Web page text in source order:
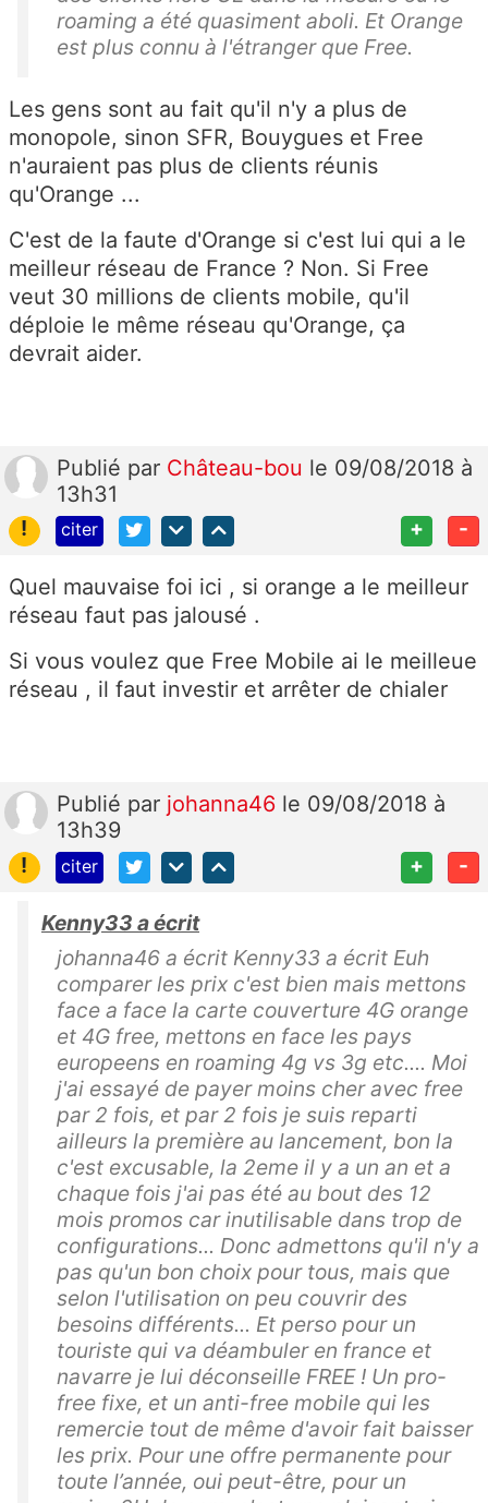
roaming a été quasiment aboli. Et Orange
est plus connu à l'étranger que Free.
Les gens sont au fait qu'il n'y a plus de
monopole, sinon SFR, Bouygues et Free
n'auraient pas plus de clients réunis
qu'Orange ...
C'est de la faute d'Orange si c'est lui qui a le
meilleur réseau de France ? Non. Si Free
veut 30 millions de clients mobile, qu'il
déploie le même réseau qu'Orange, ça
devrait aider.
Publié par Château-bou le 09/08/2018 à
13h31
!
citer + -
Quel mauvaise foi ici , si orange a le meilleur
réseau faut pas jalousé .
Si vous voulez que Free Mobile ai le meilleue
réseau , il faut investir et arrêter de chialer
Publié par johanna46 le 09/08/2018 à
13h39
!
citer + -
Kenny33 a écrit
johanna46 a écrit Kenny33 a écrit Euh
comparer les prix c'est bien mais mettons
face a face la carte couverture 4G orange
et 4G free, mettons en face les pays
europeens en roaming 4g vs 3g etc.... Moi
j'ai essayé de payer moins cher avec free
par 2 fois, et par 2 fois je suis reparti
ailleurs la première au lancement, bon la
c'est excusable, la 2eme il y a un an et a
chaque fois j'ai pas été au bout des 12
mois promos car inutilisable dans trop de
configurations... Donc admettons qu'il n'y a
pas qu'un bon choix pour tous, mais que
selon l'utilisation on peu couvrir des
besoins différents... Et perso pour un
touriste qui va déambuler en france et
navarre je lui déconseille FREE ! Un pro-
free fixe, et un anti-free mobile qui les
remercie tout de même d'avoir fait baisser
les prix. Pour une offre permanente pour
toute l’année, oui peut-être, pour un